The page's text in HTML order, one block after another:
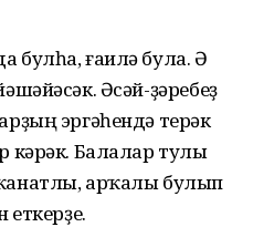
булһа, ғаилә була. Ә
Әсәй-ҙәребеҙ
эргәһендә терәк
кәрәк. Балалар тулы
арҡалы булып
еткерҙе.